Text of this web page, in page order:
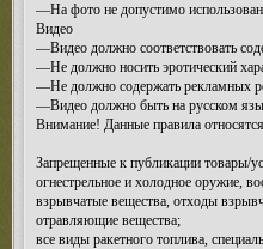
—На фото не допустимо
Видео
—Видео должно соответствовать
—Не должно носить эротический
—Не должно содержать рекламных
—Видео должно быть на русском
Внимание! Данные правила
Запрещенные к публикации товары/
огнестрельное и холодное оружие,
взрывчатые вещества, отходы
отравляющие вещества;
все виды ракетного топлива,